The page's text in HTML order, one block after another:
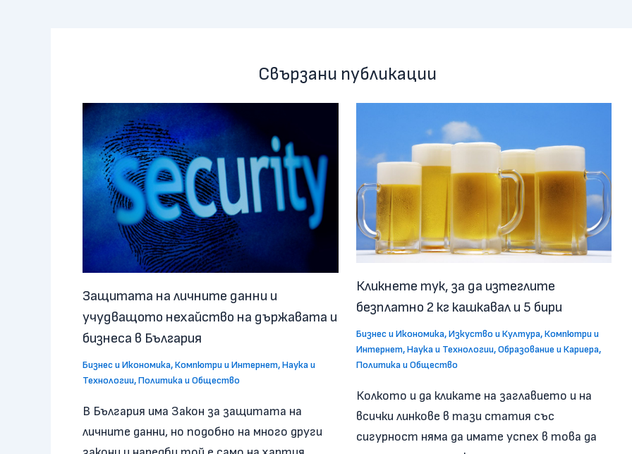
Свързани публикации
Защитата на личните данни и
учудващото нехайство на държавата и
бизнеса в България
Бизнес и Икономика,Компютри и Интернет,Наука и
Технологии,Политика и Общество
В България има Закон за защитата на
личните данни, но подобно на много други
Кликнете тук, за да изтеглите
безплатно 2 кг кашкавал и 5 бири
Бизнес и Икономика,Изкуство и Култура,Компютри и
Интернет,Наука и Технологии,Образование и Кариера,
Политика и Общество
Колкото и да кликате на заглавието и на
всички линкове в тази статия със
сигурност няма да имате успех в това да